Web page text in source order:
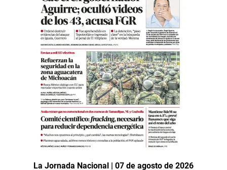
La Jornada Nacional | 07 de agosto de 2026